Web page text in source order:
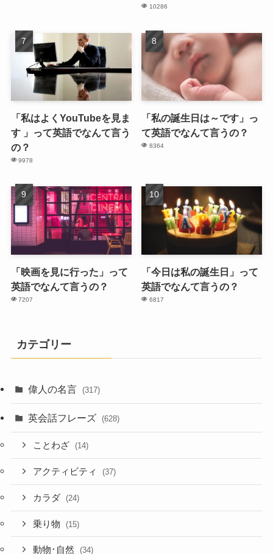
10286
「私はよくYouTubeを見ま
す 」って英語でなんて言う
の？
9978
「私の誕生日は～です」っ
て英語でなんて言うの？
8364
「映画を見に行った」って
英語でなんて言うの？
7207
「今日は私の誕生日」って
英語でなんて言うの？
6817
カテゴリー
偉人の名言 (317)
英会話フレーズ (628)
ことわざ (14)
アクティビティ (37)
カラダ (24)
乗り物 (15)
動物･自然 (34)